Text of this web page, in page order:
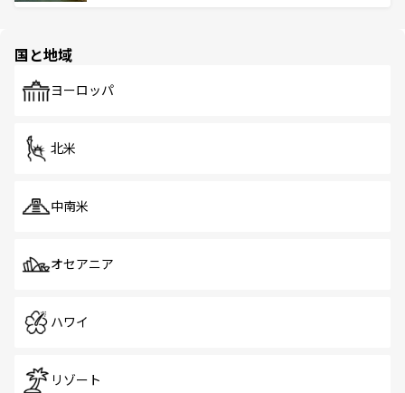
で、ホーカーズは地元の風情を楽しめる外せないスポット
国と地域
ヨーロッパ
北米
中南米
オセアニア
ハワイ
リゾート